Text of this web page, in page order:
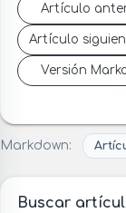
Artículo
Artículo
Versión
Markdown:
Buscar